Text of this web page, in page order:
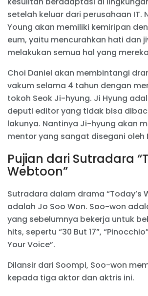
setelah keluar dari perusahaan IT.
Young akan memiliki kemiripan
eum, yaitu mencurahkan hati dan
melakukan semua hal yang
Choi Daniel akan membintangi
vakum selama 4 tahun dengan
tokoh Seok Ji-hyung. Ji Hyung
deputi editor yang tidak bisa
lakunya. Nantinya Ji-hyung akan
mentor yang sangat disegani oleh
Pujian dari Sutradara
Webtoon”
Sutradara dalam drama “Today’s
adalah Jo Soo Won. Soo-won
yang sebelumnya bekerja untuk
hits, sepertu “30 But 17”,
Your Voice”.
Dilansir dari Soompi, Soo-won
kepada tiga aktor dan aktris ini.